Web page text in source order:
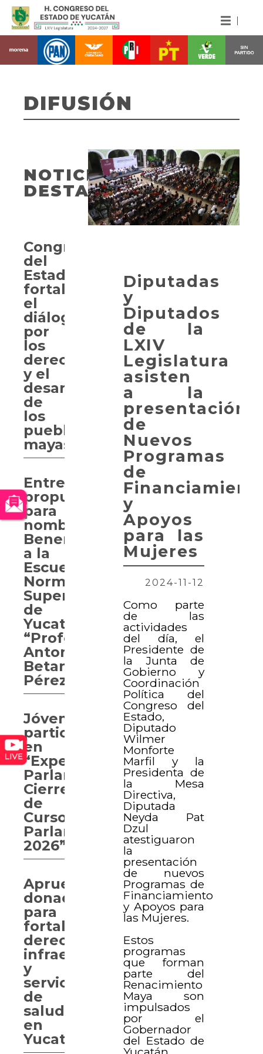
DIFUSIÓN
Diputadas
y
Diputados
de la
LXIV
Legislatura
asisten
a la
presentación
de
Nuevos
Programas
de
y
Apoyos
para las
Mujeres
2024-11-12
Como parte
de las
actividades
del día, el
Presidente de
la Junta de
Gobierno y
Coordinación
Política del
Congreso del
Estado,
Diputado
Wilmer
Monforte
Marfil y la
Presidenta de
la Mesa
Directiva,
Diputada
Neyda Pat
Dzul
atestiguaron
la
presentación
de nuevos
Programas de
Financiamiento
y Apoyos para
las Mujeres.
Estos
programas
que forman
parte del
Renacimiento
Maya son
impulsados
por el
Gobernador
del Estado de
NOTICIAS
DESTACADAS
Congreso
del
Estado
fortalece
el
diálogo
por
los
derechos
y el
desarrollo
de
los
pueblos
mayas
Entregan
propuesta
para
nombrar
Benemérita
a la
Escuela
Normal
Superior
de
Yucatán
“Profesor
Antonio
Betancourt
Pérez”
Jóvenes
participan
en
“Experiencia
Parlamentaria.
Cierre
de
Curso
Parlamentario
2026”
Aprueban
donaciones
para
fortalecer
derechos,
infraestructura
y
servicios
de
salud
en
Yucatán